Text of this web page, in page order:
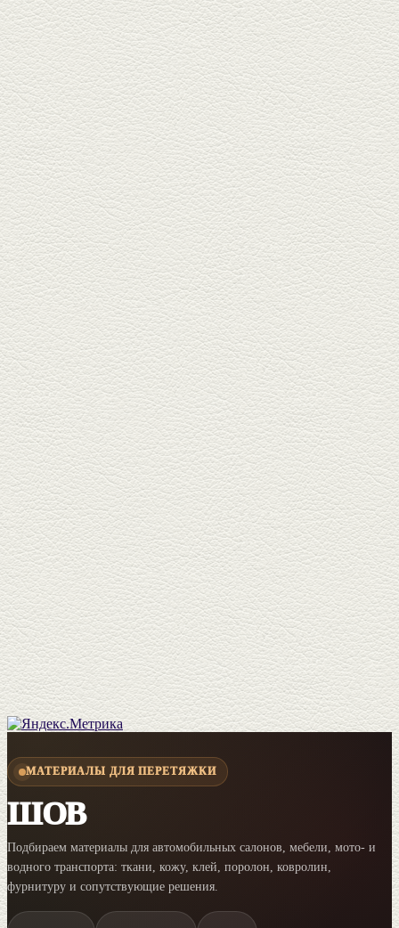
МАТЕРИАЛЫ ДЛЯ ПЕРЕТЯЖКИ
ШОВ
Подбираем материалы для автомобильных салонов, мебели, мото- и
водного транспорта: ткани, кожу, клей, поролон, ковролин,
фурнитуру и сопутствующие решения.